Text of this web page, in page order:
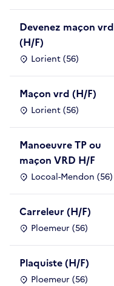
Devenez maçon vrd
(H/F)
Lorient (56)
Maçon vrd (H/F)
Lorient (56)
Manoeuvre TP ou
maçon VRD H/F
Locoal-Mendon (56)
Carreleur (H/F)
Ploemeur (56)
Plaquiste (H/F)
Ploemeur (56)